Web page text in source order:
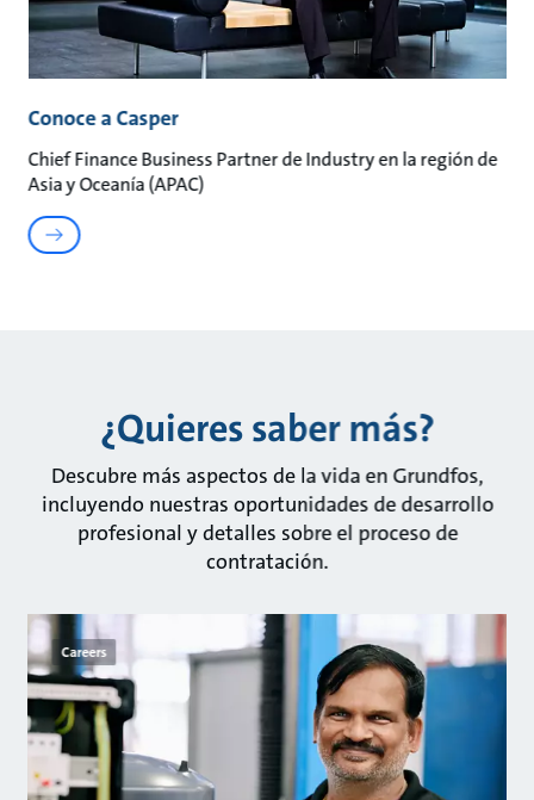
Conoce a Casper
Chief Finance Business Partner de Industry en la región de
Asia y Oceanía (APAC)
¿Quieres saber más?
Descubre más aspectos de la vida en Grundfos,
incluyendo nuestras oportunidades de desarrollo
profesional y detalles sobre el proceso de
contratación.
Careers